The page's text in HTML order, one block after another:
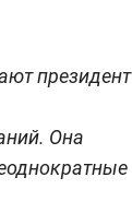
президент
Она